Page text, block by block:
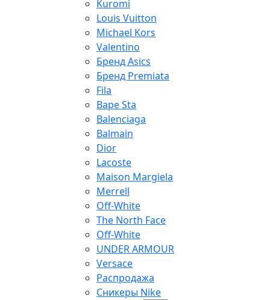
Kuromi
Louis Vuitton
Michael Kors
Valentino
Бренд Asics
Бренд Premiata
Fila
Bape Sta
Balenciaga
Balmain
Dior
Lacoste
Maison Margiela
Merrell
Off-White
The North Face
Off-White
UNDER ARMOUR
Versace
Распродажа
Сникеры Nike